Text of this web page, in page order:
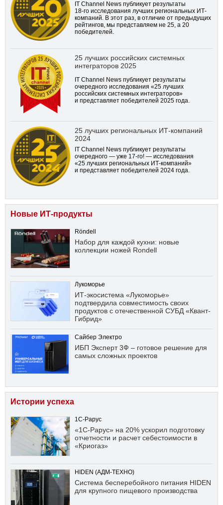
IT Channel News публикует результаты
18-го исследования лучших региональных ИТ-
компаний. В этот раз, в отличие от предыдущих
рейтингов, мы представляем не 25, а 20
победителей.
25 лучших российских системных
интеграторов 2025
IT Channel News публикует результаты
очередного исследования «25 лучших
российских системных интеграторов»
и представляет победителей 2025 года.
25 лучших региональных ИТ-компаний
2024
IT Channel News публикует результаты
очередного — уже 17-го! — исследования
«25 лучших региональных ИТ-компаний»
и представляет победителей 2024 года.
Новые ИТ-продукты
Röndell
Набор для каждой кухни: новые
коллекции ножей Rondell
Лукоморье
ИТ-экосистема «Лукоморье»
подтвердила совместимость своих
продуктов с отечественной СУБД «Квант-
Гибрид»
Сайбер Электро
ИБП Эксперт 3Ф – готовое решение для
самых сложных проектов
Истории успеха
1С-Рарус
«1С-Рарус» на 20% ускорил подготовку
отчетности и расчет себестоимости в
«Криогаз»
HIDEN (АДМ-ТЕХНО)
Система бесперебойного питания HIDEN
для крупного пищевого производства